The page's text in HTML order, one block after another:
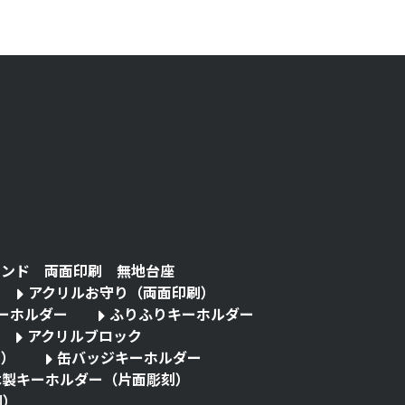
ンド 両面印刷 無地台座
アクリルお守り（両面印刷）
ホルダー
ふりふりキーホルダー
アクリルブロック
缶バッジキーホルダー
キーホルダー（片面彫刻）